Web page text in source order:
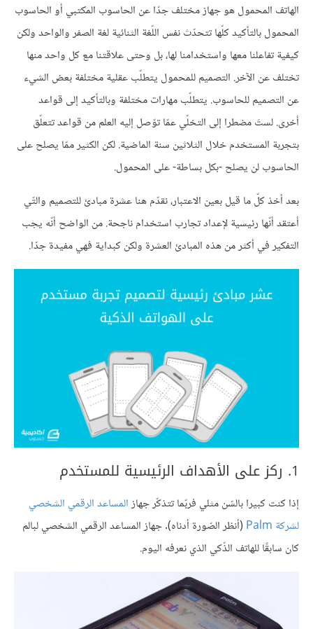
الهاتف المحمول هو جهاز مختلف جدّا عن الحاسوب المكتبي أو الحاسوب
المحمول بالتأكيد كلّها تتحدّث نفس اللّغة الثنائية لغة الصفر والواحد ولكن
كيفية تفاعلنا معها واستخدامنا لها، بل وحتى علاقتنا مع كل واحد منها
تختلف عن الآخر. التصميم للمحمول يتطلّب عقلية مختلفة بعض الشيء
عن التصميم للحاسوب. يتطلّب مهارات مختلفة وبالتأكيد إلى قواعد
أخرى. لستَ مضطرا إلى التخلّي عمّا توّصل إليه العلم من قواعد تتعلّق
بتجربة المستخدم خلال الثلاثين سنة الماضية. لكن الكثير ممّا يصلح على
الحاسوب لن يصلح -بكل بساطة- على المحمول.
بعد أخذ كلّ ما قيل بعين الاعتبار، نقدّم هنا عشرة مبادئ للتصميم والتّي
أعتقد أنّها رئيسية لإعداد تجارب استخدام ناجحة. من الواضح أنّه يجب
التفكير في أكثر من هذه المبادئ العشرة ولكن كبداية فهي مفيدة جدّا.
1. ركز على الأهداف الرئيسية للمستخدم
إذا كنت كبيرا بالسّن مثلي فربّما تتذكّر جهازالمساعد الرقمي الشخصي
لشركة Palm
(أنظر الصّورة أدناه). جهاز المساعد الرقمي الشخصي لبالم
كان سابقًا للهاتف الذّكي الذي نعرفه اليوم.